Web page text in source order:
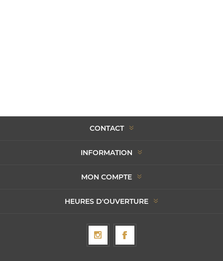
CONTACT
INFORMATION
MON COMPTE
HEURES D'OUVERTURE